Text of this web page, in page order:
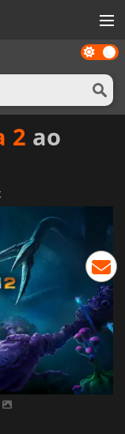
Dark
mode
2 ao